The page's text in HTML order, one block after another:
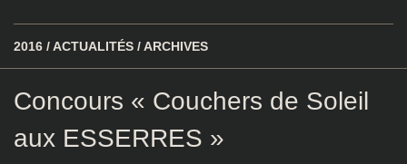
2016 /ACTUALITÉS /ARCHIVES
Concours « Couchers de Soleil
aux ESSERRES »